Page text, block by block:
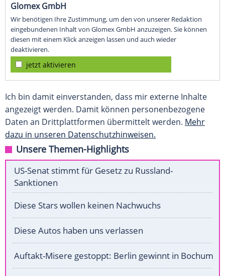
Glomex GmbH
Wir benötigen Ihre Zustimmung, um den von unserer Redaktion
eingebundenen Inhalt von Glomex GmbH anzuzeigen. Sie können
diesen mit einem Klick anzeigen lassen und auch wieder
deaktivieren.
jetzt aktivieren
Ich bin damit einverstanden, dass mir externe Inhalte
angezeigt werden. Damit können personenbezogene
Daten an Drittplattformen übermittelt werden. Mehr
dazu in unseren Datenschutzhinweisen.
Unsere Themen-Highlights
US-Senat stimmt für Gesetz zu Russland-
Sanktionen
Diese Stars wollen keinen Nachwuchs
Diese Autos haben uns verlassen
Auftakt-Misere gestoppt: Berlin gewinnt in Bochum